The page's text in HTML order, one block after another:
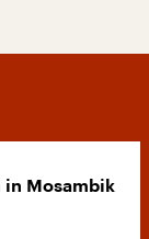
in Mosambik